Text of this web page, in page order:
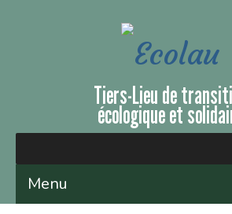
Tiers-Lieu de
écologique et
Menu